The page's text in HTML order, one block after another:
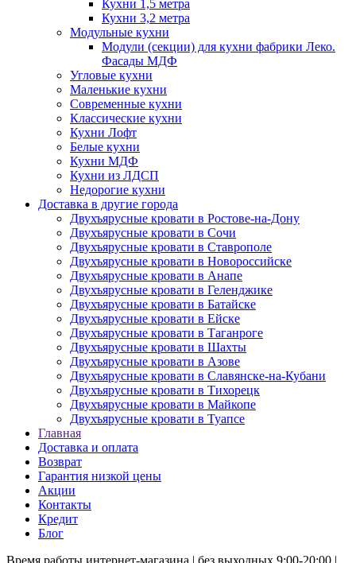
Кухни 1,5 метра
Кухни 3,2 метра
Модульные кухни
Модули (секции) для кухни фабрики Леко.
Фасады МДФ
Угловые кухни
Маленькие кухни
Современные кухни
Классические кухни
Кухни Лофт
Белые кухни
Кухни МДФ
Кухни из ЛДСП
Недорогие кухни
Доставка в другие города
Двухъярусные кровати в Ростове-на-Дону
Двухъярусные кровати в Сочи
Двухъярусные кровати в Ставрополе
Двухъярусные кровати в Новороссийске
Двухъярусные кровати в Анапе
Двухъярусные кровати в Геленджике
Двухъярусные кровати в Батайске
Двухъярусные кровати в Ейске
Двухъярусные кровати в Таганроге
Двухъярусные кровати в Шахты
Двухъярусные кровати в Азове
Двухъярусные кровати в Славянске-на-Кубани
Двухъярусные кровати в Тихорецк
Двухъярусные кровати в Майкопе
Двухъярусные кровати в Туапсе
Главная
Доставка и оплата
Возврат
Гарантия низкой цены
Акции
Контакты
Кредит
Блог
Время работы интернет-магазина | без выходных 9:00-20:00 |